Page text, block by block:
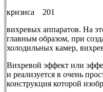
кризиса 201
вихревых аппаратов. На
главным образом, при
холодильных камер,
Вихревой эффект или
и реализуется в очень
конструкция которой